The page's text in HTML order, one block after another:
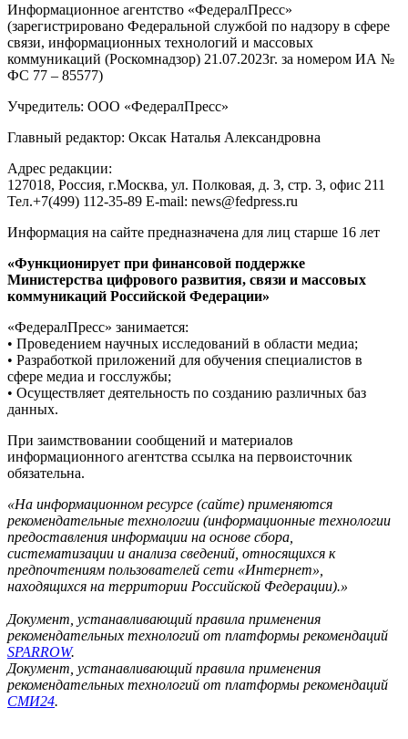
Информационное агентство «ФедералПресс»
(зарегистрировано Федеральной службой по надзору в сфере
связи, информационных технологий и массовых
коммуникаций (Роскомнадзор) 21.07.2023г. за номером ИА №
ФС 77 – 85577)
Учредитель: ООО «ФедералПресс»
Главный редактор: Оксак Наталья Александровна
Адрес редакции:
127018, Россия, г.Москва, ул. Полковая, д. 3, стр. 3, офис 211
Тел.+7(499) 112-35-89 E-mail: news@fedpress.ru
Информация на сайте предназначена для лиц старше 16 лет
«Функционирует при финансовой поддержке
Министерства цифрового развития, связи и массовых
коммуникаций Российской Федерации»
«ФедералПресс» занимается:
• Проведением научных исследований в области медиа;
• Разработкой приложений для обучения специалистов в
сфере медиа и госслужбы;
• Осуществляет деятельность по созданию различных баз
данных.
При заимствовании сообщений и материалов
информационного агентства ссылка на первоисточник
обязательна.
«На информационном ресурсе (сайте) применяются
рекомендательные технологии (информационные технологии
предоставления информации на основе сбора,
систематизации и анализа сведений, относящихся к
предпочтениям пользователей сети «Интернет»,
находящихся на территории Российской Федерации).»
Документ, устанавливающий правила применения
рекомендательных технологий от платформы рекомендаций
SPARROW.
Документ, устанавливающий правила применения
рекомендательных технологий от платформы рекомендаций
СМИ24.